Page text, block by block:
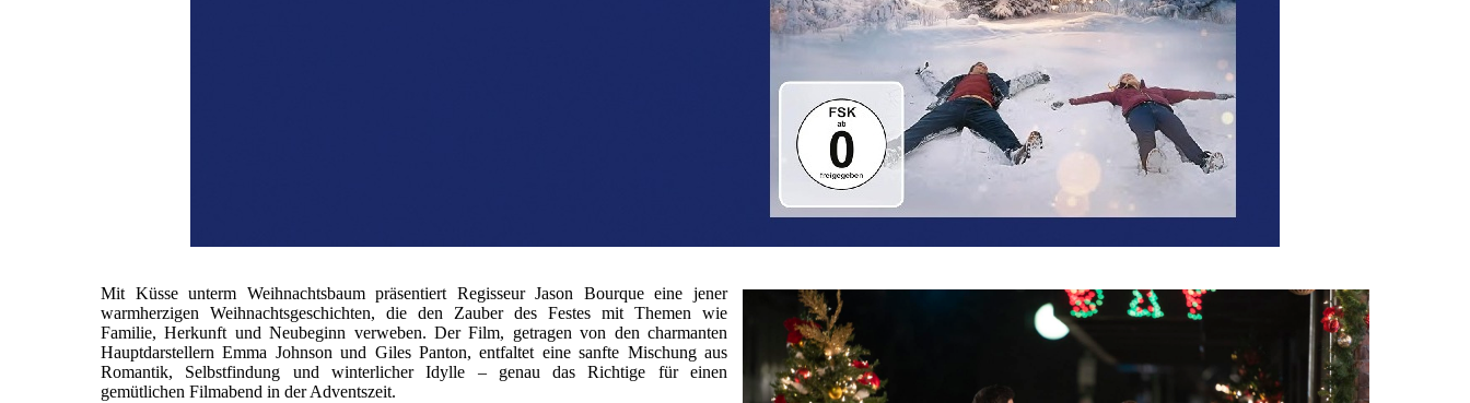
Mit Küsse unterm Weihnachtsbaum präsentiert Regisseur Jason Bourque eine jener
warmherzigen Weihnachtsgeschichten, die den Zauber des Festes mit Themen wie
Familie, Herkunft und Neubeginn verweben. Der Film, getragen von den charmanten
Hauptdarstellern Emma Johnson und Giles Panton, entfaltet eine sanfte Mischung aus
Romantik, Selbstfindung und winterlicher Idylle – genau das Richtige für einen
gemütlichen Filmabend in der Adventszeit.